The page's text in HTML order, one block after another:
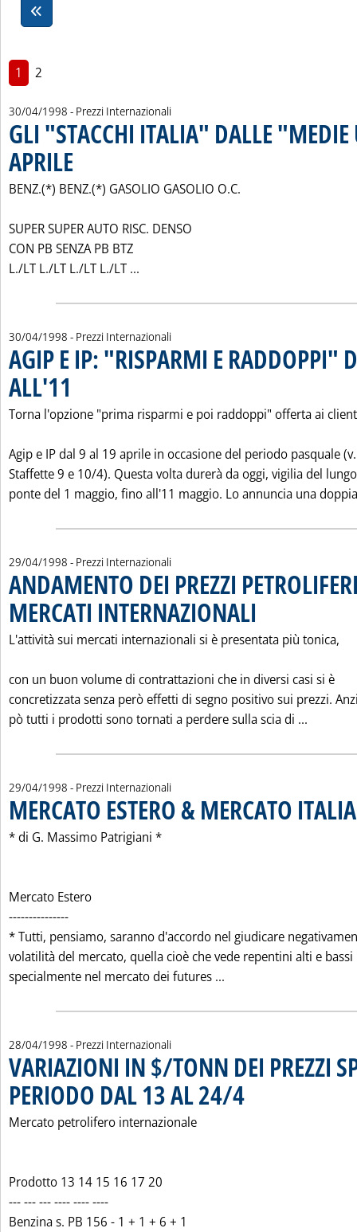
1 2
30/04/1998 - Prezzi Internazionali
GLI "STACCHI ITALIA" DALLE
APRILE
BENZ.(*) BENZ.(*) GASOLIO GASOLIO O.C.
SUPER SUPER AUTO RISC. DENSO
CON PB SENZA PB BTZ
L./LT L./LT L./LT L./LT ...
30/04/1998 - Prezzi Internazionali
AGIP E IP: "RISPARMI E RADDOPPI"
ALL'11
Torna l'opzione "prima risparmi e poi raddoppi" offerta ai
Agip e IP dal 9 al 19 aprile in occasione del periodo pasquale (v.
Staffette 9 e 10/4). Questa volta durerà da oggi, vigilia del lungo
ponte del 1 maggio, fino all'11 maggio. Lo annuncia una
29/04/1998 - Prezzi Internazionali
ANDAMENTO DEI PREZZI
MERCATI INTERNAZIONALI
L'attività sui mercati internazionali si è presentata più tonica,
con un buon volume di contrattazioni che in diversi casi si è
concretizzata senza però effetti di segno positivo sui prezzi.
pò tutti i prodotti sono tornati a perdere sulla scia di ...
29/04/1998 - Prezzi Internazionali
MERCATO ESTERO & MERCATO ITALIA
* di G. Massimo Patrigiani *
Mercato Estero
---------------
* Tutti, pensiamo, saranno d'accordo nel giudicare
volatilità del mercato, quella cioè che vede repentini alti e bassi
specialmente nel mercato dei futures ...
28/04/1998 - Prezzi Internazionali
VARIAZIONI IN $/TONN DEI PREZZI
PERIODO DAL 13 AL 24/4
Mercato petrolifero internazionale
Prodotto 13 14 15 16 17 20
--- --- --- ---- ---- ----
Benzina s. PB 156 - 1 + 1 + 6 + 1